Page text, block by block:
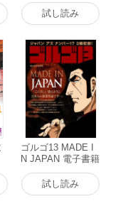
試し読み
ゴルゴ13 MADE I
N JAPAN 電子書籍
試し読み